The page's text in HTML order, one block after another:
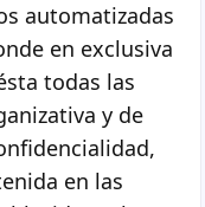
automatizadas
en exclusiva
todas las
y de
en las